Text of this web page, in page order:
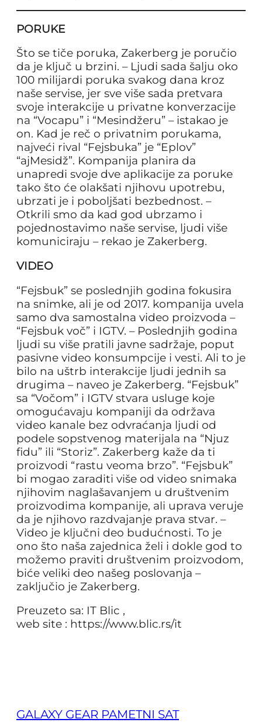
PORUKE
Što se tiče poruka, Zakerberg je poručio
da je ključ u brzini. – Ljudi sada šalju oko
100 milijardi poruka svakog dana kroz
naše servise, jer sve više sada pretvara
svoje interakcije u privatne konverzacije
na “Vocapu” i “Mesindžeru” – istakao je
on. Kad je reč o privatnim porukama,
najveći rival “Fejsbuka” je “Eplov”
“ajMesidž”. Kompanija planira da
unapredi svoje dve aplikacije za poruke
tako što će olakšati njihovu upotrebu,
ubrzati je i poboljšati bezbednost. –
Otkrili smo da kad god ubrzamo i
pojednostavimo naše servise, ljudi više
komuniciraju – rekao je Zakerberg.
VIDEO
“Fejsbuk” se poslednjih godina fokusira
na snimke, ali je od 2017. kompanija uvela
samo dva samostalna video proizvoda –
“Fejsbuk voč” i IGTV. – Poslednjih godina
ljudi su više pratili javne sadržaje, poput
pasivne video konsumpcije i vesti. Ali to je
bilo na uštrb interakcije ljudi jednih sa
drugima – naveo je Zakerberg. “Fejsbuk”
sa “Vočom” i IGTV stvara usluge koje
omogućavaju kompaniji da održava
video kanale bez odvraćanja ljudi od
podele sopstvenog materijala na “Njuz
fidu” ili “Storiz”. Zakerberg kaže da ti
proizvodi “rastu veoma brzo”. “Fejsbuk”
bi mogao zaraditi više od video snimaka
njihovim naglašavanjem u društvenim
proizvodima kompanije, ali uprava veruje
da je njihovo razdvajanje prava stvar. –
Video je ključni deo budućnosti. To je
ono što naša zajednica želi i dokle god to
možemo praviti društvenim proizvodom,
biće veliki deo našeg poslovanja –
zaključio je Zakerberg.
Preuzeto sa: IT Blic ,
web site : https://www.blic.rs/it
GALAXY GEAR PAMETNI SAT